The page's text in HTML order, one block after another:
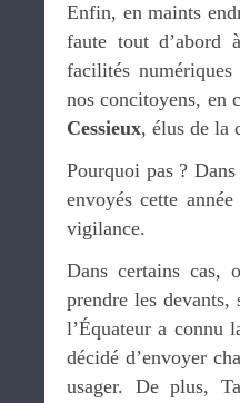
Enfin, en maints
faute tout d’abord
facilités
nos concitoyens, en
Cessieux, élus de la
Pourquoi pas ?
envoyés cette
vigilance.
Dans certains cas,
prendre les devants,
l’Équateur a connu
décidé d’envoyer
usager. De plus,